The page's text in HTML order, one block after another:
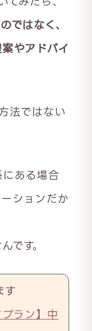
ではなく、
やアドバイ
法ではない
にある場合
ションだか
です。
す
ラン】中